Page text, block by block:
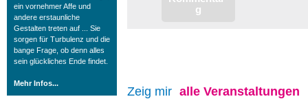
ein vornehmer Affe und
andere erstaunliche
Gestalten treten auf ... Sie
sorgen für Turbulenz und die
bange Frage, ob denn alles
sein glückliches Ende findet.
Mehr Infos...
Zeig mir alle Veranstaltungen